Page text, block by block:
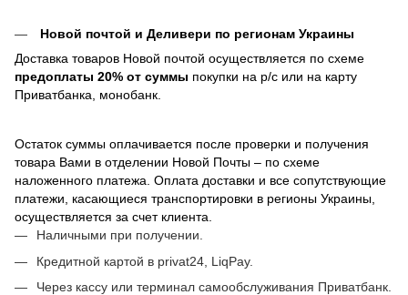
Новой почтой и Деливери по регионам Украины
Доставка товаров Новой почтой осуществляется по схеме
предоплаты 20% от суммы покупки на р/с или на карту
Приватбанка, монобанк.
Остаток суммы оплачивается после проверки и получения
товара Вами в отделении Новой Почты – по схеме
наложенного платежа. Оплата доставки и все сопутствующие
платежи, касающиеся транспортировки в регионы Украины,
осуществляется за счет клиента.
Наличными при получении.
Кредитной картой в privat24, LiqPay.
Через кассу или терминал самообслуживания Приватбанк.